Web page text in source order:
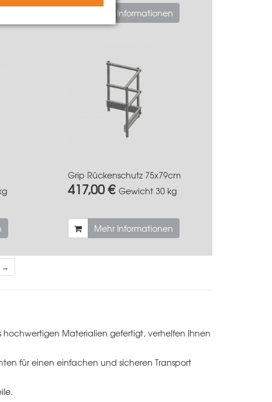
Mehr Informationen
Grip Rückenschutz 75x79cm
417,00 € Gewicht 30 kg
Mehr Informationen
→
hochwertigen Materialien gefertigt, verhelfen Ihnen
für einen einfachen und sicheren Transport